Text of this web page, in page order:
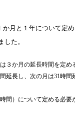
月と１年について定
した。
３か月の延長時間を定
延長し、次の月は31時間
時間）について定める必要